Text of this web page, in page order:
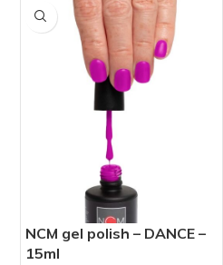
NCM gel polish – DANCE –
15ml